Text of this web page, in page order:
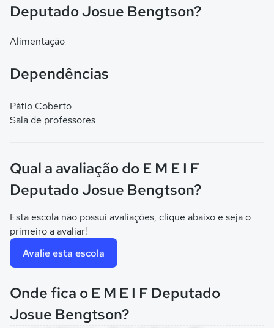
Deputado Josue Bengtson?
Alimentação
Dependências
Pátio Coberto
Sala de professores
Qual a avaliação do E M E I F
Deputado Josue Bengtson?
Esta escola não possui avaliações, clique abaixo e seja o
primeiro a avaliar!
Avalie esta escola
Onde fica o E M E I F Deputado
Josue Bengtson?